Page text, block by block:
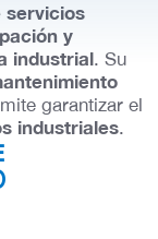
servicios
y
industrial. Su
garantizar el
industriales.